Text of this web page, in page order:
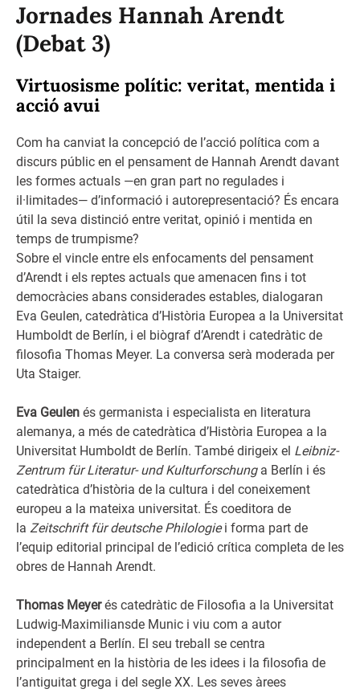
Jornades Hannah Arendt
(Debat 3)
Virtuosisme polític: veritat, mentida i
acció avui
Com ha canviat la concepció de l’acció política com a
discurs públic en el pensament de Hannah Arendt davant
les formes actuals —en gran part no regulades i
il·limitades— d’informació i autorepresentació? És encara
útil la seva distinció entre veritat, opinió i mentida en
temps de trumpisme?
Sobre el vincle entre els enfocaments del pensament
d’Arendt i els reptes actuals que amenacen fins i tot
democràcies abans considerades estables, dialogaran
Eva Geulen, catedràtica d’Història Europea a la Universitat
Humboldt de Berlín, i el biògraf d’Arendt i catedràtic de
filosofia Thomas Meyer. La conversa serà moderada per
Uta Staiger.
Eva Geulen és germanista i especialista en literatura
alemanya, a més de catedràtica d’Història Europea a la
Universitat Humboldt de Berlín. També dirigeix el Leibniz-
Zentrum für Literatur- und Kulturforschunga Berlín i és
catedràtica d’història de la cultura i del coneixement
europeu a la mateixa universitat. És coeditora de
la Zeitschrift für deutsche Philologiei forma part de
l’equip editorial principal de l’edició crítica completa de les
obres de Hannah Arendt.
Thomas Meyerés catedràtic de Filosofia a la Universitat
Ludwig-Maximiliansde Munic i viu com a autor
independent a Berlín. El seu treball se centra
principalment en la història de les idees i la filosofia de
l’antiguitat grega i del segle XX. Les seves àrees